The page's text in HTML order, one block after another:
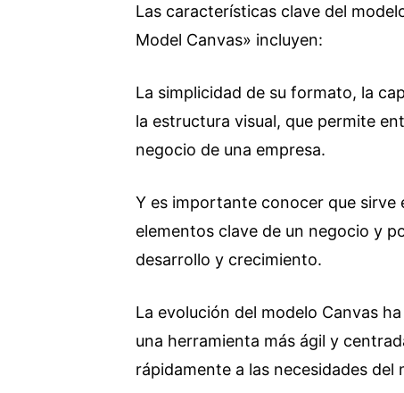
Las características clave del
Model Canvas» incluyen:
La simplicidad de su formato, la
la estructura visual, que permite
negocio de una empresa.
Y es importante conocer que sirve
elementos clave de un negocio y
desarrollo y crecimiento.
La evolución del modelo Canvas
una herramienta más ágil y
rápidamente a las necesidades del